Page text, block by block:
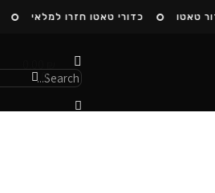
טאטו כדורי טאטו חזרו למלאי
0